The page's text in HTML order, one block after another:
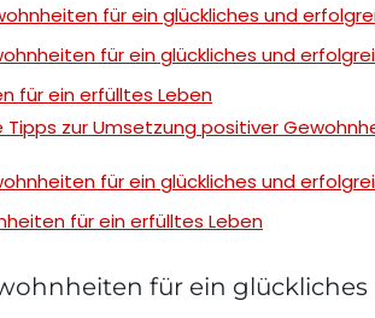
für ein glückliches und
für ein glückliches und
für ein erfülltes Leben
Tipps zur Umsetzung positiver
für ein glückliches und
für ein erfülltes Leben
für ein